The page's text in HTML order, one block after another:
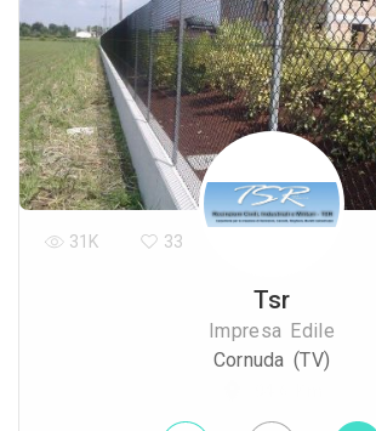
Tsr
Impresa Edile
Cornuda (TV)
31K 33